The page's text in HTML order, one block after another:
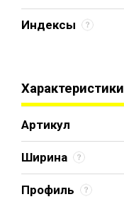
Индексы
Характеристики
Артикул
Ширина
Профиль